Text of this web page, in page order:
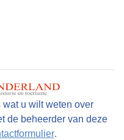
u wilt weten over
de beheerder van deze
.